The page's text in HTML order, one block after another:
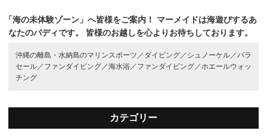
「海の未体験ゾーン」へ皆様をご案内！
マーメイドは海遊びするあ
なたのバディです。
皆様のお越しを心よりお待ちしております。
沖縄の離島・水納島のマリンスポーツ／ ダイビング／ シュノーケル／パラ
セール／ ファンダイビング／海水浴／ ファンダイビング／ホエールウォッ
チング
カテゴリー